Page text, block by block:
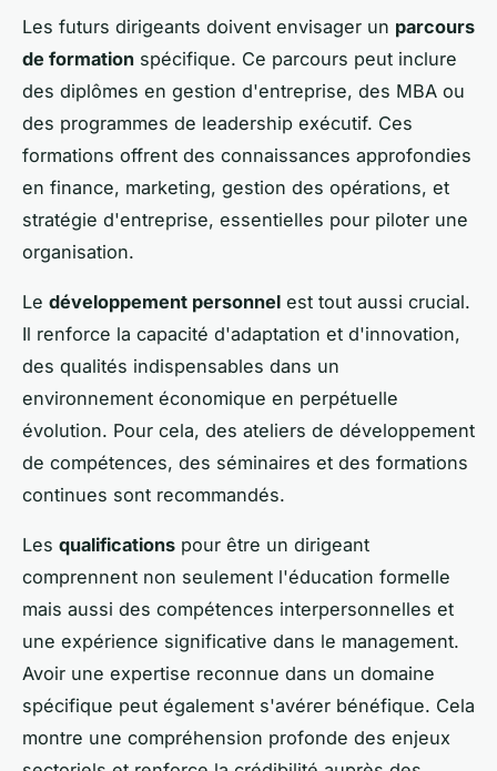
Les futurs dirigeants doivent envisager un parcours
de formation spécifique. Ce parcours peut inclure
des diplômes en gestion d'entreprise, des MBA ou
des programmes de leadership exécutif. Ces
formations offrent des connaissances approfondies
en finance, marketing, gestion des opérations, et
stratégie d'entreprise, essentielles pour piloter une
organisation.
Le développement personnel est tout aussi crucial.
Il renforce la capacité d'adaptation et d'innovation,
des qualités indispensables dans un
environnement économique en perpétuelle
évolution. Pour cela, des ateliers de développement
de compétences, des séminaires et des formations
continues sont recommandés.
Les qualifications pour être un dirigeant
comprennent non seulement l'éducation formelle
mais aussi des compétences interpersonnelles et
une expérience significative dans le management.
Avoir une expertise reconnue dans un domaine
spécifique peut également s'avérer bénéfique. Cela
montre une compréhension profonde des enjeux